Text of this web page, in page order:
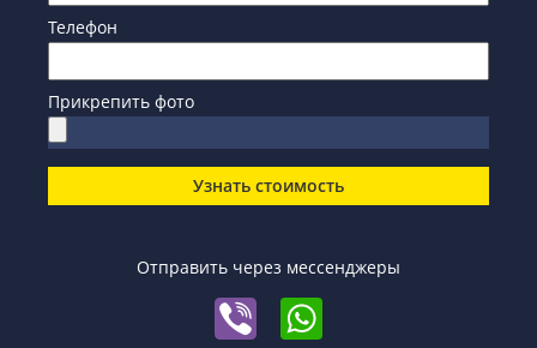
Телефон
Прикрепить фото
Узнать стоимость
Отправить через мессенджеры